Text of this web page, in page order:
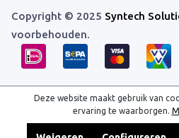
Copyright © 2025 Syntech
voorbehouden.
Deze website maakt gebruik van
ervaring te waarborgen.